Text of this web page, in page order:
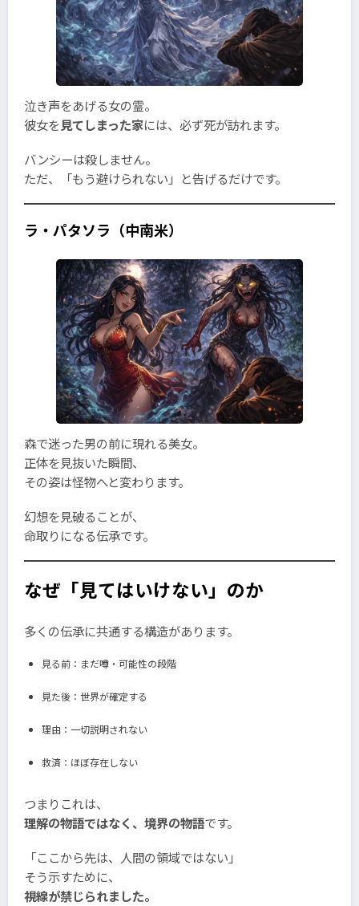
泣き声をあげる女の霊。
彼女を見てしまった家には、必ず死が訪れます。
バンシーは殺しません。
ただ、「もう避けられない」と告げるだけです。
ラ・パタソラ（中南米）
森で迷った男の前に現れる美女。
正体を見抜いた瞬間、
その姿は怪物へと変わります。
幻想を見破ることが、
命取りになる伝承です。
なぜ「見てはいけない」のか
多くの伝承に共通する構造があります。
見る前：まだ噂・可能性の段階
見た後：世界が確定する
理由：一切説明されない
救済：ほぼ存在しない
つまりこれは、
理解の物語ではなく、境界の物語です。
「ここから先は、人間の領域ではない」
そう示すために、
視線が禁じられました。